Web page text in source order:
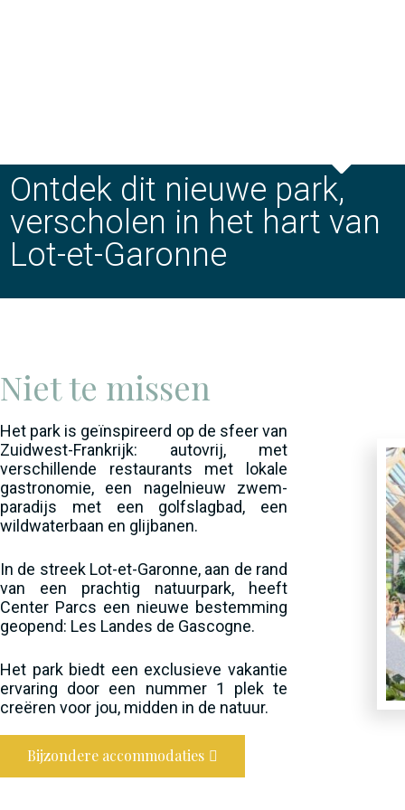
Ontdek dit nieuwe park,
verscholen in het hart van
Lot-et-Garonne
Niet te missen
Het park is geïnspireerd op de sfeer van
Zuidwest-Frankrijk: autovrij, met
verschillende restaurants met lokale
gastronomie, een nagelnieuw zwem-
paradijs met een golfslagbad, een
wildwaterbaan en glijbanen.
In de streek Lot-et-Garonne, aan de rand
van een prachtig natuurpark, heeft
Center Parcs een nieuwe bestemming
geopend: Les Landes de Gascogne.
Het park biedt een exclusieve vakantie
ervaring door een nummer 1 plek te
creëren voor jou, midden in de natuur.
Bijzondere accommodaties